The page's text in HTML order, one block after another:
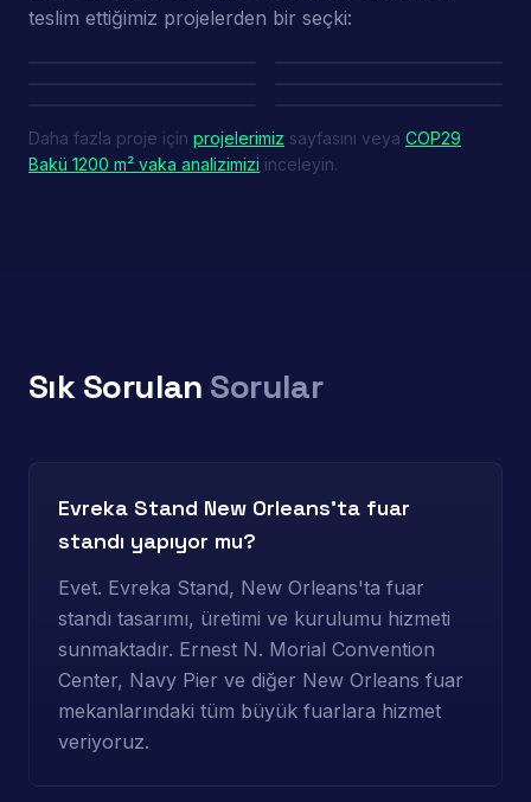
teslim ettiğimiz projelerden bir seçki:Porland — Ambiente
Daha fazla proje için projelerimiz sayfasını veya COP29
Bakü 1200 m² vaka analizimizi inceleyin.
Sık Sorulan Sorular
Evreka Stand New Orleans'ta fuar
standı yapıyor mu?
Evet. Evreka Stand, New Orleans'ta fuar
standı tasarımı, üretimi ve kurulumu hizmeti
sunmaktadır. Ernest N. Morial Convention
Center, Navy Pier ve diğer New Orleans fuar
mekanlarındaki tüm büyük fuarlara hizmet
veriyoruz.